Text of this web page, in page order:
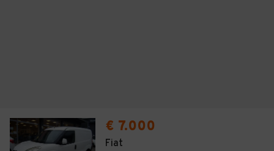
€ 7.000
Fiat